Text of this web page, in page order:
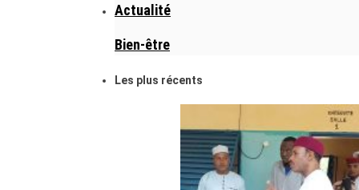
Actualité
Bien-être
Les plus récents